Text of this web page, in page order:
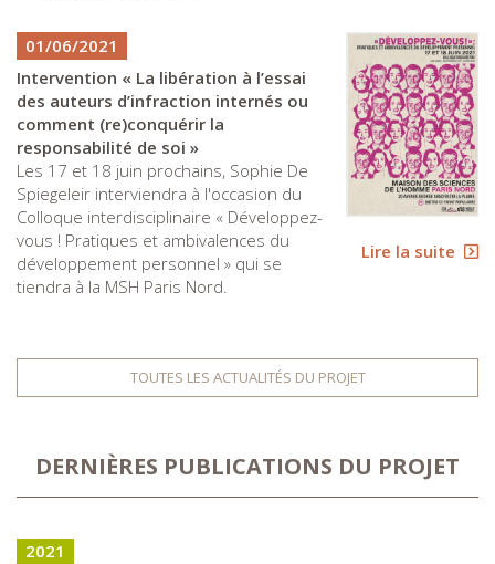
Lire la suite
01/06/2021
Intervention « La libération à l’essai
des auteurs d’infraction internés ou
comment (re)conquérir la
responsabilité de soi »
Les 17 et 18 juin prochains, Sophie De
Spiegeleir interviendra à l'occasion du
Colloque interdisciplinaire « Développez-
vous ! Pratiques et ambivalences du
développement personnel » qui se
tiendra à la MSH Paris Nord.
TOUTES LES ACTUALITÉS DU PROJET
DERNIÈRES PUBLICATIONS DU PROJET
2021